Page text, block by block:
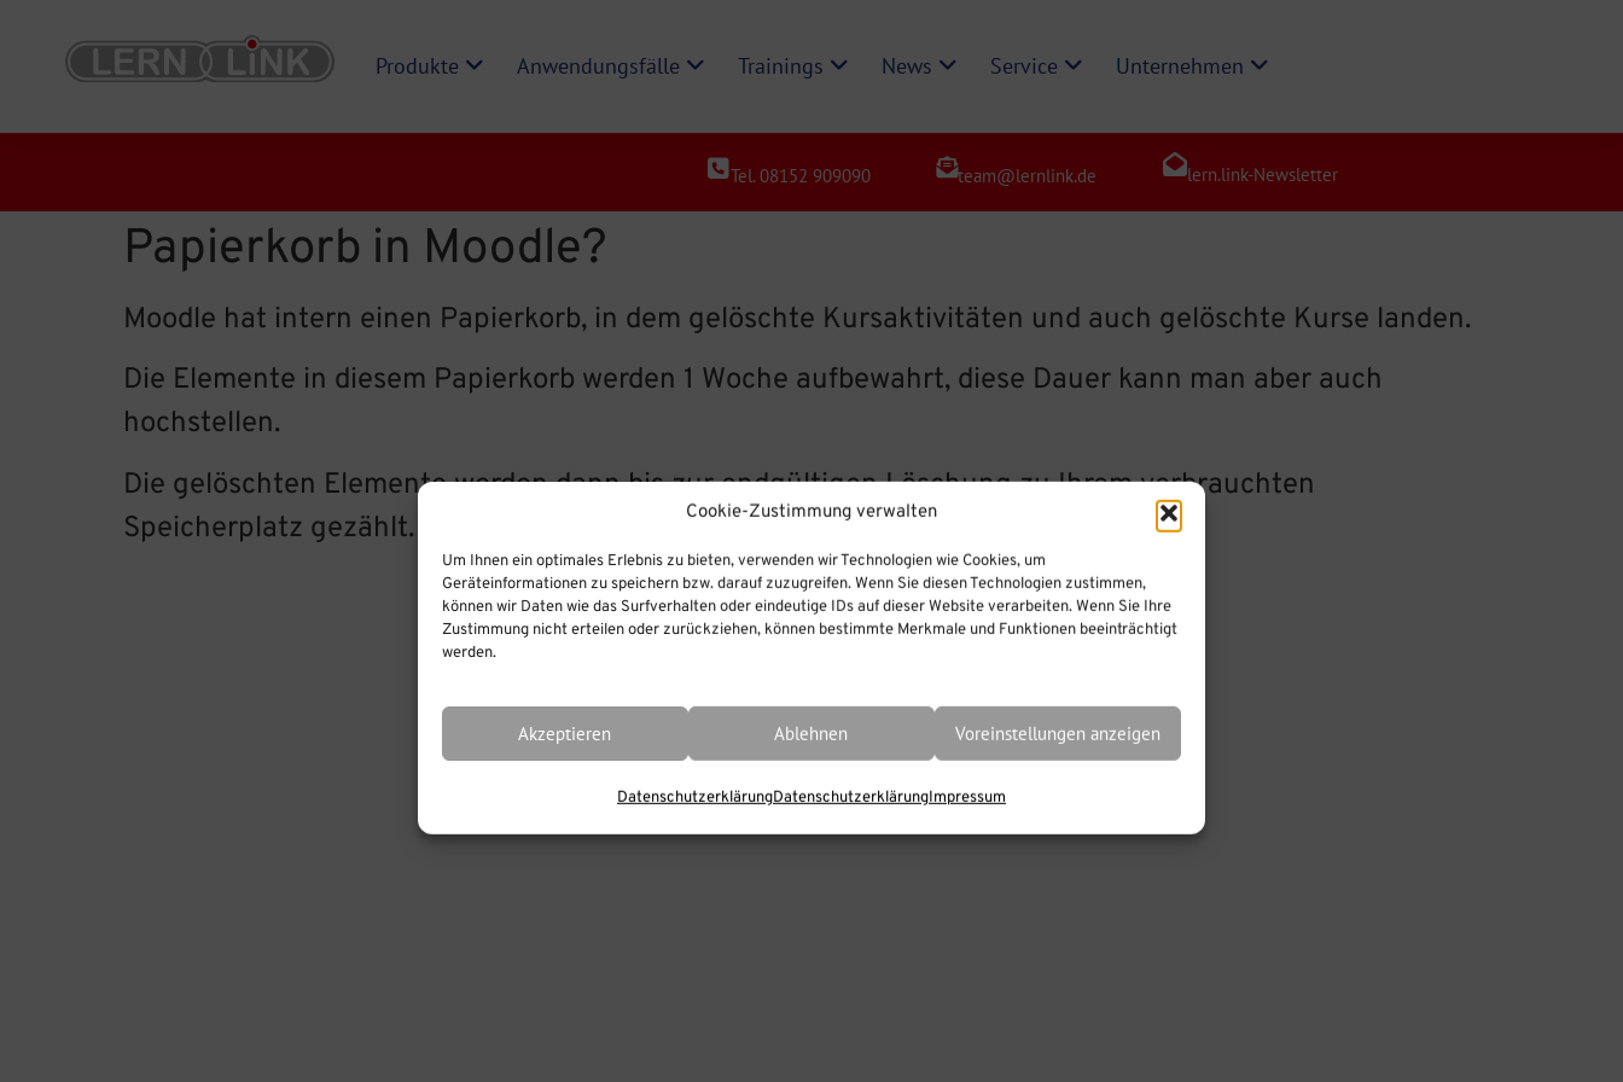
Cookie-Zustimmung verwalten
Um Ihnen ein optimales Erlebnis zu bieten, verwenden wir Technologien wie Cookies, um
Geräteinformationen zu speichern bzw. darauf zuzugreifen. Wenn Sie diesen Technologien zustimmen,
können wir Daten wie das Surfverhalten oder eindeutige IDs auf dieser Website verarbeiten. Wenn Sie Ihre
Zustimmung nicht erteilen oder zurückziehen, können bestimmte Merkmale und Funktionen beeinträchtigt
werden.
Akzeptieren Ablehnen Voreinstellungen anzeigen
DatenschutzerklärungDatenschutzerklärungImpressum
Produkte Anwendungsfälle Trainings News Service Unternehmen
Tel. 08152 909090 team@lernlink.de lern.link-Newsletter
Papierkorb in Moodle?
Moodle hat intern einen Papierkorb, in dem gelöschte Kursaktivitäten und auch gelöschte Kurse landen.
Die Elemente in diesem Papierkorb werden 1 Woche aufbewahrt, diese Dauer kann man aber auch
hochstellen.
Die gelöschten Elemente werden dann bis zur endgültigen Löschung zu Ihrem verbrauchten
Speicherplatz gezählt.
Verschlagwortet mit FAQ, Moodle, Moodle FAQ, Papierkorb